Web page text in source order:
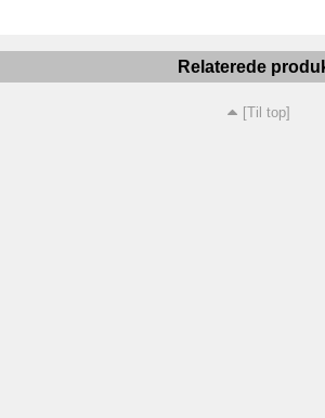
Relaterede
[Til top]